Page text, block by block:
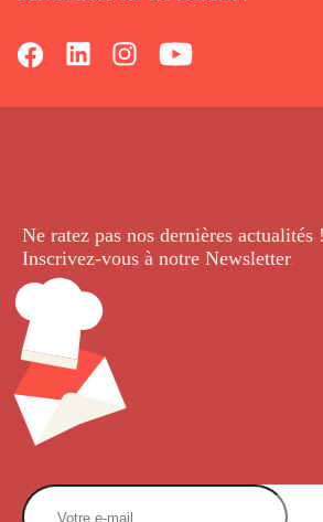
Ne ratez pas nos dernières actualités !
Inscrivez-vous à notre Newsletter.